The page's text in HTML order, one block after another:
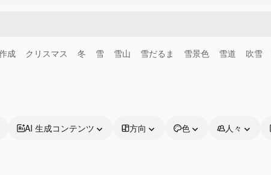
成 クリスマス 冬 雪 雪山 雪だるま 雪景色 雪道 吹雪
AI 生成コンテンツ 方向 色 人々